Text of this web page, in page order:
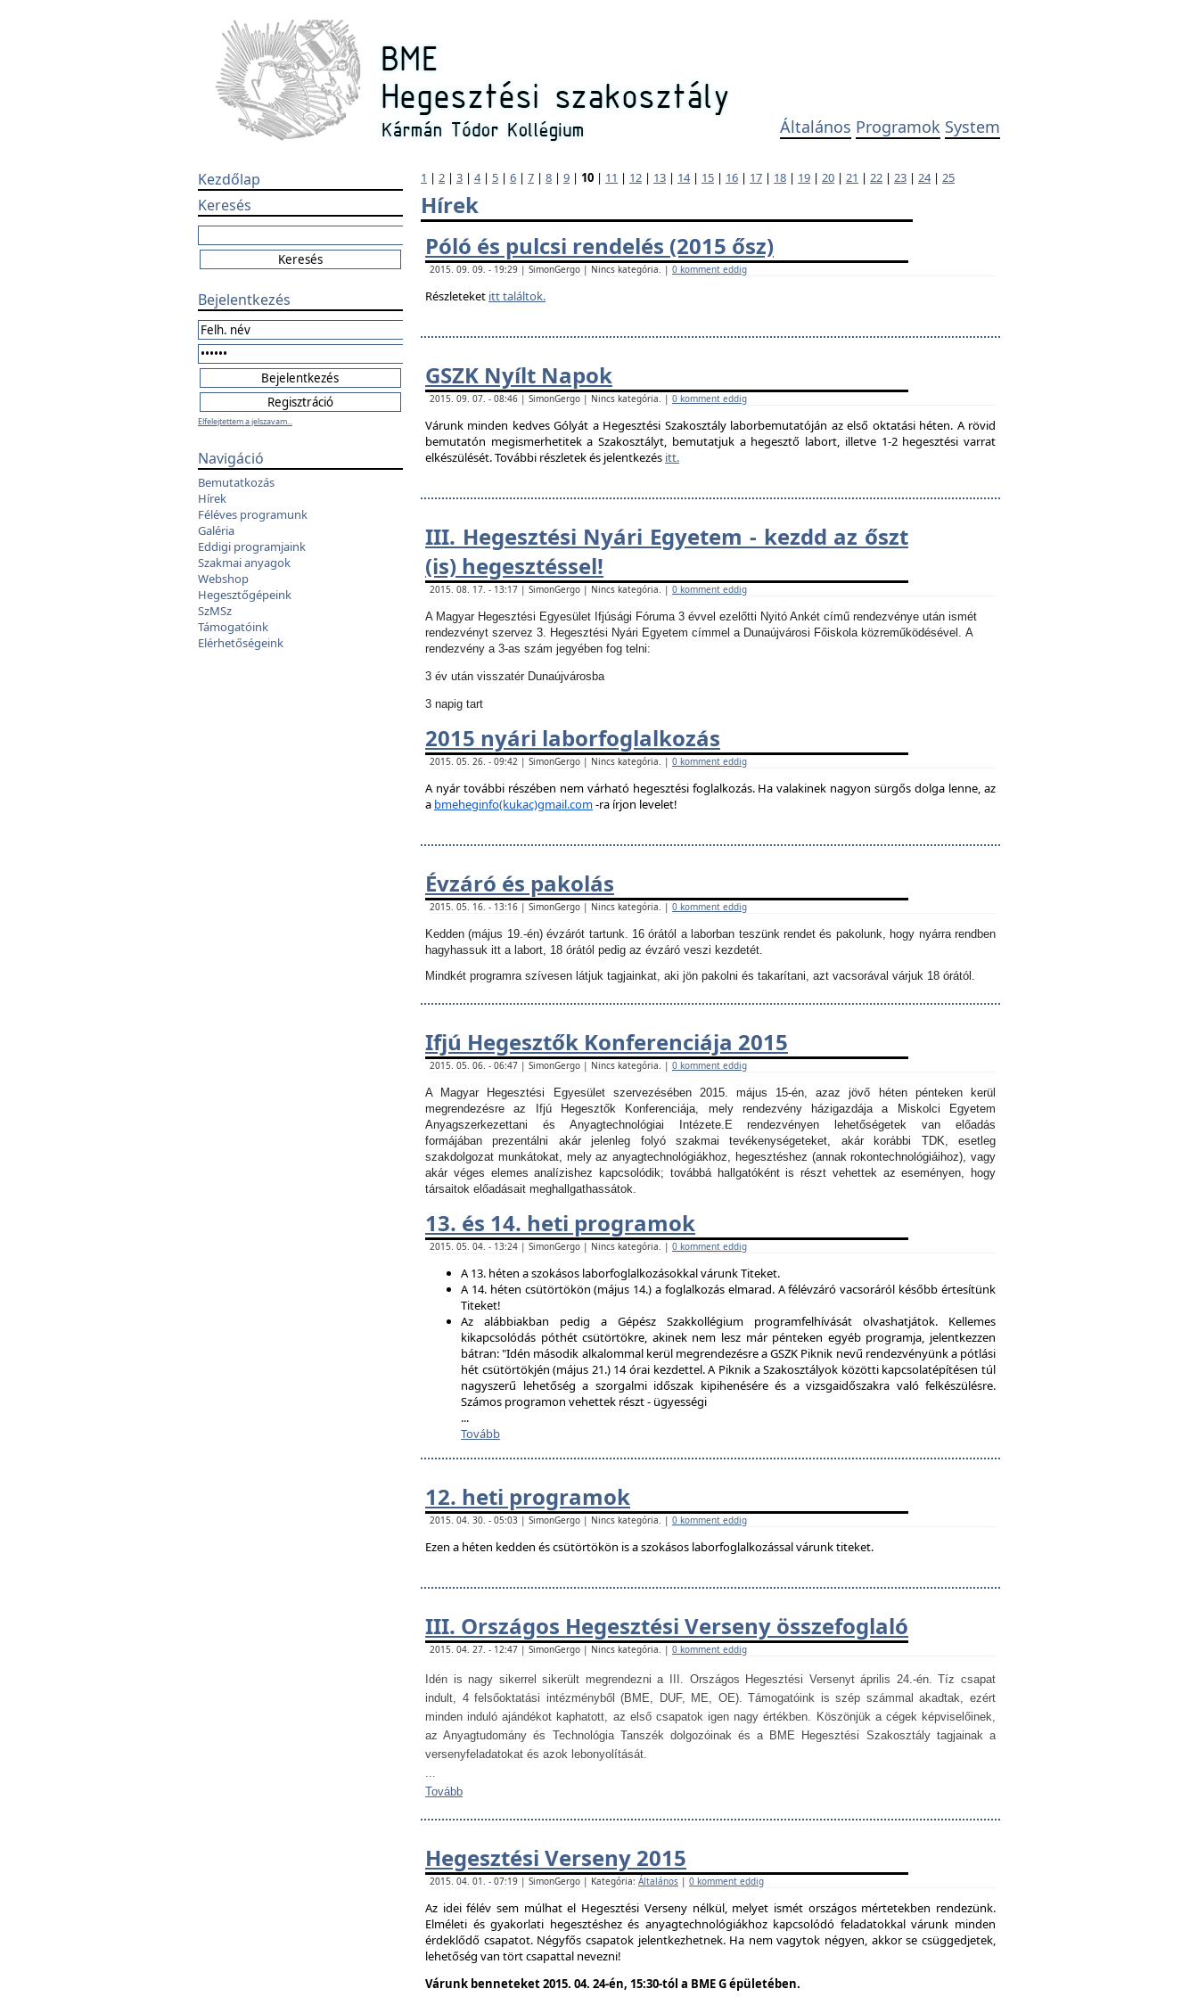
Általános Programok System
Kezdőlap
Keresés
Bejelentkezés
Elfelejtettem a jelszavam...
Navigáció
Bemutatkozás
Hírek
Féléves programunk
Galéria
Eddigi programjaink
Szakmai anyagok
Webshop
Hegesztőgépeink
SzMSz
Támogatóink
Elérhetőségeink
1 | 2 | 3 | 4| 5 | 6 | 7 | 8 | 9 | 10 | 11 | 12 | 13 | 14| 15 | 16 | 17 | 18 | 19 | 20 | 21 | 22 | 23 | 24| 25
Hírek
Póló és pulcsi rendelés (2015 ősz)
2015. 09. 09. - 19:29 | SimonGergo | Nincs kategória. | 0 komment eddig
Részleteket itt találtok.
GSZK Nyílt Napok
2015. 09. 07. - 08:46 | SimonGergo | Nincs kategória. | 0 komment eddig
Várunk minden kedves Gólyát a Hegesztési Szakosztály laborbemutatóján az első oktatási héten. A rövid
bemutatón megismerhetitek a Szakosztályt, bemutatjuk a hegesztő labort, illetve 1-2 hegesztési varrat
elkészülését. További részletek és jelentkezés itt.
III. Hegesztési Nyári Egyetem - kezdd az őszt
(is) hegesztéssel!
2015. 08. 17. - 13:17 | SimonGergo | Nincs kategória. | 0 komment eddig
A Magyar Hegesztési Egyesület Ifjúsági Fóruma 3 évvel ezelőtti Nyitó Ankét című rendezvénye után ismét
rendezvényt szervez 3. Hegesztési Nyári Egyetem címmel a Dunaújvárosi Főiskola közreműködésével. A
rendezvény a 3-as szám jegyében fog telni:
3 év után visszatér Dunaújvárosba
3 napig tart
2015 nyári laborfoglalkozás
2015. 05. 26. - 09:42 | SimonGergo | Nincs kategória. | 0 komment eddig
A nyár további részében nem várható hegesztési foglalkozás. Ha valakinek nagyon sürgős dolga lenne, az
a bmeheginfo(kukac)gmail.com-ra írjon levelet!
Évzáró és pakolás
2015. 05. 16. - 13:16 | SimonGergo | Nincs kategória. | 0 komment eddig
Kedden (május 19.-én) évzárót tartunk. 16 órától a laborban teszünk rendet és pakolunk, hogy nyárra rendben
hagyhassuk itt a labort, 18 órától pedig az évzáró veszi kezdetét.
Mindkét programra szívesen látjuk tagjainkat, aki jön pakolni és takarítani, azt vacsorával várjuk 18 órától.
Ifjú Hegesztők Konferenciája 2015
2015. 05. 06. - 06:47 | SimonGergo | Nincs kategória. | 0 komment eddig
A Magyar Hegesztési Egyesület szervezésében 2015. május 15-én, azaz jövő héten pénteken kerül
megrendezésre az Ifjú Hegesztők Konferenciája, mely rendezvény házigazdája a Miskolci Egyetem
Anyagszerkezettani és Anyagtechnológiai Intézete. E rendezvényen lehetőségetek van előadás
formájában prezentálni akár jelenleg folyó szakmai tevékenységeteket, akár korábbi TDK, esetleg
szakdolgozat munkátokat, mely az anyagtechnológiákhoz, hegesztéshez (annak rokontechnológiáihoz), vagy
akár véges elemes analízishez kapcsolódik; továbbá hallgatóként is részt vehettek az eseményen, hogy
társaitok előadásait meghallgathassátok.
13. és 14. heti programok
2015. 05. 04. - 13:24 | SimonGergo | Nincs kategória. | 0 komment eddig
A 13. héten a szokásos laborfoglalkozásokkal várunk Titeket.
A 14. héten csütörtökön (május 14.) a foglalkozás elmarad. A félévzáró vacsoráról később értesítünk
Titeket!
Az alábbiakban pedig a Gépész Szakkollégium programfelhívását olvashatjátok. Kellemes
kikapcsolódás póthét csütörtökre, akinek nem lesz már pénteken egyéb programja, jelentkezzen
bátran: "Idén második alkalommal kerül megrendezésre a GSZK Piknik nevű rendezvényünk a pótlási
hét csütörtökjén (május 21.) 14 órai kezdettel. A Piknik a Szakosztályok közötti kapcsolatépítésen túl
nagyszerű lehetőség a szorgalmi időszak kipihenésére és a vizsgaidőszakra való felkészülésre.
Számos programon vehettek részt - ügyességi
...
Tovább
12. heti programok
2015. 04. 30. - 05:03 | SimonGergo | Nincs kategória. | 0 komment eddig
Ezen a héten kedden és csütörtökön is a szokásos laborfoglalkozással várunk titeket.
III. Országos Hegesztési Verseny összefoglaló
2015. 04. 27. - 12:47 | SimonGergo | Nincs kategória. | 0 komment eddig
Idén is nagy sikerrel sikerült megrendezni a III. Országos Hegesztési Versenyt április 24.-én. Tíz csapat
indult, 4 felsőoktatási intézményből (BME, DUF, ME, OE). Támogatóink is szép számmal akadtak, ezért
minden induló ajándékot kaphatott, az első csapatok igen nagy értékben. Köszönjük a cégek képviselőinek,
az Anyagtudomány és Technológia Tanszék dolgozóinak és a BME Hegesztési Szakosztály tagjainak a
versenyfeladatokat és azok lebonyolítását.
...
Tovább
Hegesztési Verseny 2015
2015. 04. 01. - 07:19 | SimonGergo | Kategória: Általános | 0 komment eddig
Az idei félév sem múlhat el Hegesztési Verseny nélkül, melyet ismét országos mértetekben rendezünk.
Elméleti és gyakorlati hegesztéshez és anyagtechnológiákhoz kapcsolódó feladatokkal várunk minden
érdeklődő csapatot. Négyfős csapatok jelentkezhetnek. Ha nem vagytok négyen, akkor se csüggedjetek,
lehetőség van tört csapattal nevezni!
Várunk benneteket 2015. 04. 24-én, 15:30-tól a BME G épületében.